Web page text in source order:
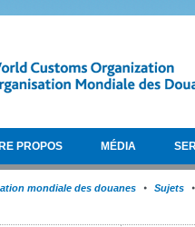
PROPOS MÉDIA
mondiale des douanes Sujets